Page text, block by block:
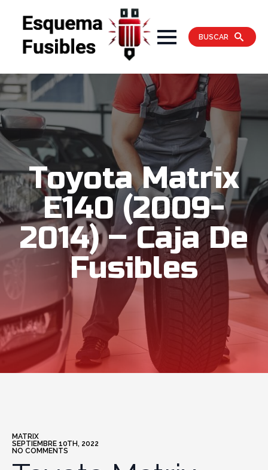
BUSCAR
Toyota Matrix
E140 (2009-
2014) – Caja De
Fusibles
MATRIX
SEPTIEMBRE 10TH, 2022
NO COMMENTS